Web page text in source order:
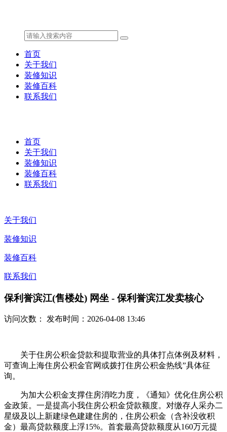
首页
关于我们
装修知识
装修百科
联系我们
首页
关于我们
装修知识
装修百科
联系我们
关于我们
装修知识
装修百科
联系我们
保利誉滨江(售楼处) 网坐 - 保利誉滨江发卖核心
访问次数： 发布时间：2026-04-08 13:46
关于住房公积金贷款和提取营业的具体打点体例及材料，
可查询上海住房公积金官网或拨打住房公积金热线”具体征
询。
为加大公积金支撑住房消吃力度，《通知》优化住房公积
金政策。一是提高小我住房公积金贷款额度。对缴存人采办二
星级及以上新建绿色建建住房的，住房公积金（含补没收积
金）最高贷款额度上浮15%。首套最高贷款额度从160万元提